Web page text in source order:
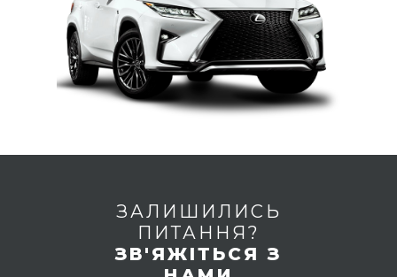
ЗАЛИШИЛИСЬ
ПИТАННЯ?
ЗВ'ЯЖІТЬСЯ З